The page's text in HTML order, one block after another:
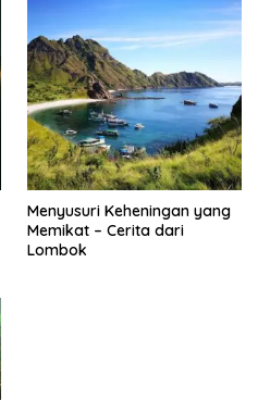
Menyusuri Keheningan yang
Memikat – Cerita dari
Lombok